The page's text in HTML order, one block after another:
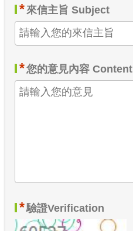
* 來信主旨 Subject
*您的意見內容 Content
*驗證Verification